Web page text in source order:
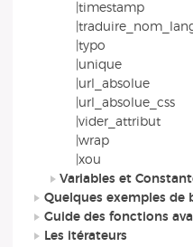
|timestamp
|typo
|unique
|url_absolue
|url_absolue_css
|vider_attribut
|wrap
|xou
Variables et
Quelques exemples de
Guide des fonctions
Les itérateurs